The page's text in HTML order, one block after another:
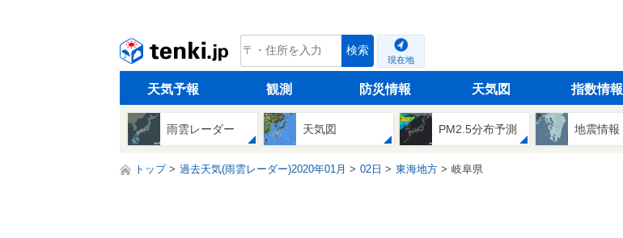
tenki.jp 検索
現在地
天気予報 観測 防災情報 天気図 指数情報
雨雲レーダー 天気図 PM2.5分布予測 地震情報
トップ 過去天気(雨雲レーダー)2020年01月 02日 東海地方 岐阜県